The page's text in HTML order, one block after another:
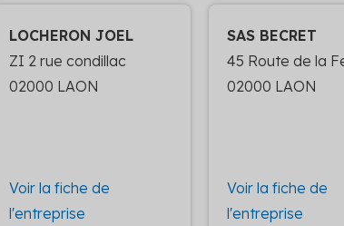
LOCHERON JOEL
ZI 2 rue condillac
02000 LAON
Voir la fiche de
l'entreprise
SAS BECRET
45 Route de la
02000 LAON
Voir la fiche de
l'entreprise